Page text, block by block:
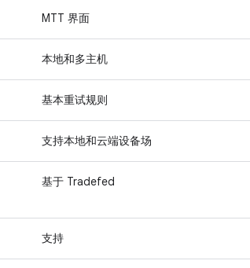
MTT 界面
本地和多主机
基本重试规则
支持本地和云端设备场
基于 Tradefed
支持